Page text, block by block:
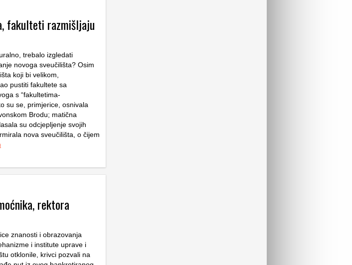
fakulteti razmišljaju
trebalo izgledati
novoga sveučilišta? Osim
koji bi velikom,
pustiti fakultete sa
s “fakultetima-
su se, primjerice, osnivala
Brodu; matična
su odcjepljenje svojih
nova sveučilišta, o čijem
rektora
znanosti i obrazovanja
i institute uprave i
otklonile, krivci pozvali na